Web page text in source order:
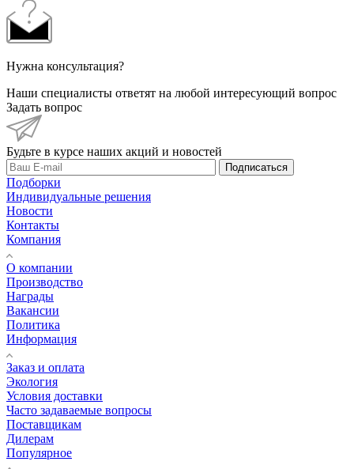
Нужна консультация?
Наши специалисты ответят на любой интересующий вопрос
Задать вопрос
Будьте в курсе наших акций и новостей
Подписаться
Подборки
Индивидуальные решения
Новости
Контакты
Компания
О компании
Производство
Награды
Вакансии
Политика
Информация
Заказ и оплата
Экология
Условия доставки
Часто задаваемые вопросы
Поставщикам
Дилерам
Популярное